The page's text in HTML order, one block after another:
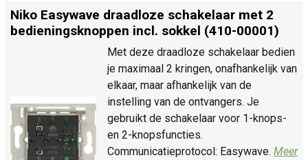
Niko Easywave draadloze schakelaar met 2
bedieningsknoppen incl. sokkel (410-00001)
Met deze draadloze schakelaar bedien
je maximaal 2 kringen, onafhankelijk van
elkaar, maar afhankelijk van de
instelling van de ontvangers. Je
gebruikt de schakelaar voor 1-knops-
en 2-knopsfuncties.
Communicatieprotocol: Easywave. Meer